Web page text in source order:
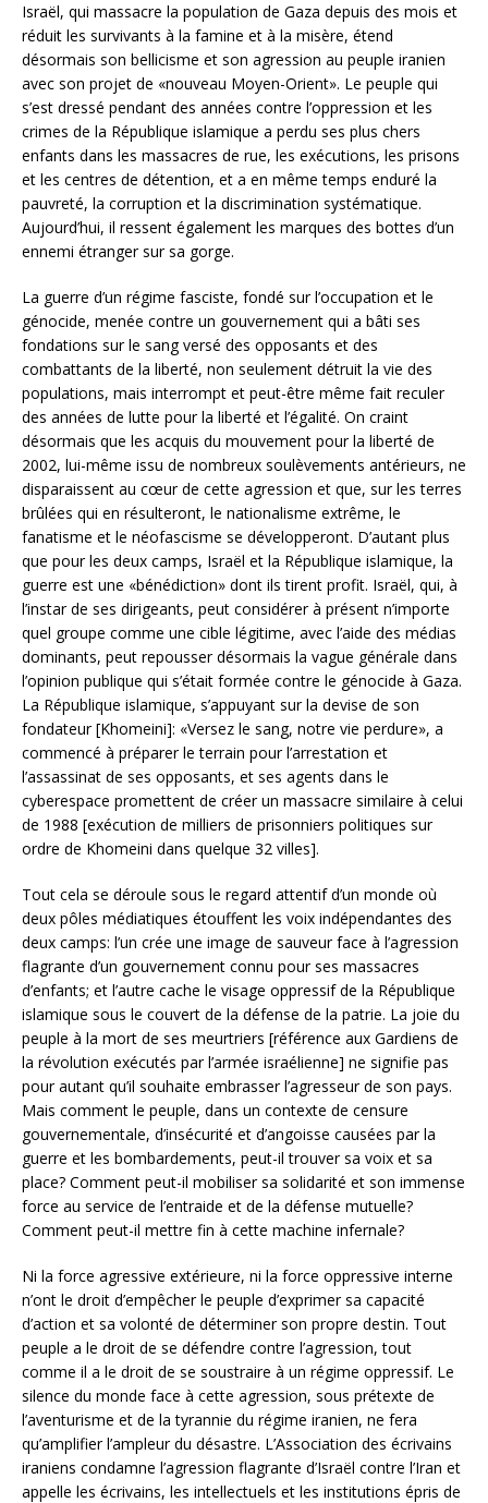
Israël, qui massacre la population de Gaza depuis des mois et
réduit les survivants à la famine et à la misère, étend
désormais son bellicisme et son agression au peuple iranien
avec son projet de «nouveau Moyen-Orient». Le peuple qui
s’est dressé pendant des années contre l’oppression et les
crimes de la République islamique a perdu ses plus chers
enfants dans les massacres de rue, les exécutions, les prisons
et les centres de détention, et a en même temps enduré la
pauvreté, la corruption et la discrimination systématique.
Aujourd’hui, il ressent également les marques des bottes d’un
ennemi étranger sur sa gorge.
La guerre d’un régime fasciste, fondé sur l’occupation et le
génocide, menée contre un gouvernement qui a bâti ses
fondations sur le sang versé des opposants et des
combattants de la liberté, non seulement détruit la vie des
populations, mais interrompt et peut-être même fait reculer
des années de lutte pour la liberté et l’égalité. On craint
désormais que les acquis du mouvement pour la liberté de
2002, lui-même issu de nombreux soulèvements antérieurs, ne
disparaissent au cœur de cette agression et que, sur les terres
brûlées qui en résulteront, le nationalisme extrême, le
fanatisme et le néofascisme se développeront. D’autant plus
que pour les deux camps, Israël et la République islamique, la
guerre est une «bénédiction» dont ils tirent profit. Israël, qui, à
l’instar de ses dirigeants, peut considérer à présent n’importe
quel groupe comme une cible légitime, avec l’aide des médias
dominants, peut repousser désormais la vague générale dans
l’opinion publique qui s’était formée contre le génocide à Gaza.
La République islamique, s’appuyant sur la devise de son
fondateur [Khomeini]: «Versez le sang, notre vie perdure», a
commencé à préparer le terrain pour l’arrestation et
l’assassinat de ses opposants, et ses agents dans le
cyberespace promettent de créer un massacre similaire à celui
de 1988 [exécution de milliers de prisonniers politiques sur
ordre de Khomeini dans quelque 32 villes].
Tout cela se déroule sous le regard attentif d’un monde où
deux pôles médiatiques étouffent les voix indépendantes des
deux camps: l’un crée une image de sauveur face à l’agression
flagrante d’un gouvernement connu pour ses massacres
d’enfants; et l’autre cache le visage oppressif de la République
islamique sous le couvert de la défense de la patrie. La joie du
peuple à la mort de ses meurtriers [référence aux Gardiens de
la révolution exécutés par l’armée israélienne] ne signifie pas
pour autant qu’il souhaite embrasser l’agresseur de son pays.
Mais comment le peuple, dans un contexte de censure
gouvernementale, d’insécurité et d’angoisse causées par la
guerre et les bombardements, peut-il trouver sa voix et sa
place? Comment peut-il mobiliser sa solidarité et son immense
force au service de l’entraide et de la défense mutuelle?
Comment peut-il mettre fin à cette machine infernale?
Ni la force agressive extérieure, ni la force oppressive interne
n’ont le droit d’empêcher le peuple d’exprimer sa capacité
d’action et sa volonté de déterminer son propre destin. Tout
peuple a le droit de se défendre contre l’agression, tout
comme il a le droit de se soustraire à un régime oppressif. Le
silence du monde face à cette agression, sous prétexte de
l’aventurisme et de la tyrannie du régime iranien, ne fera
qu’amplifier l’ampleur du désastre. L’Association des écrivains
iraniens condamne l’agression flagrante d’Israël contre l’Iran et
appelle les écrivains, les intellectuels et les institutions épris de